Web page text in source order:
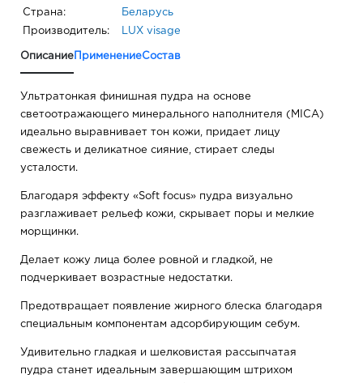
Страна: Беларусь
Производитель: LUX visage
Описание ПрименениеСостав
Ультратонкая финишная пудра на основе
светоотражающего минерального наполнителя (MICA)
идеально выравнивает тон кожи, придает лицу
свежесть и деликатное сияние, стирает следы
усталости.
Благодаря эффекту «Soft focus» пудра визуально
разглаживает рельеф кожи, скрывает поры и мелкие
морщинки.
Делает кожу лица более ровной и гладкой, не
подчеркивает возрастные недостатки.
Предотвращает появление жирного блеска благодаря
специальным компонентам адсорбирующим себум.
Удивительно гладкая и шелковистая рассыпчатая
пудра станет идеальным завершающим штрихом